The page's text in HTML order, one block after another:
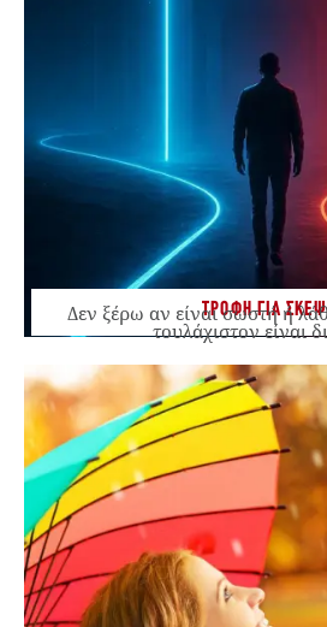
ΤΡΟΦΗ ΓΙΑ
Δεν ξέρω αν είναι σωστή ή
τουλάχιστον είναι